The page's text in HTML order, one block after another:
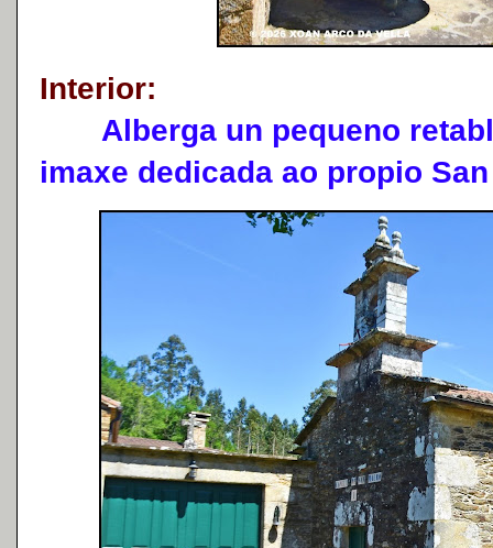
Interior:
Alberga un pequeno
imaxe dedicada ao propio